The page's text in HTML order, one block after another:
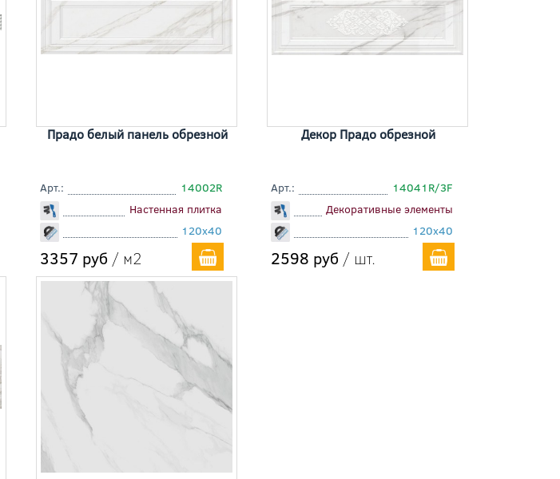
Прадо белый панель обрезной
Арт.:
14002R
Настенная плитка
120x40
3357 руб / м2
Декор Прадо обрезной
Арт.:
14041R/3F
Декоративные элементы
120x40
2598 руб / шт.